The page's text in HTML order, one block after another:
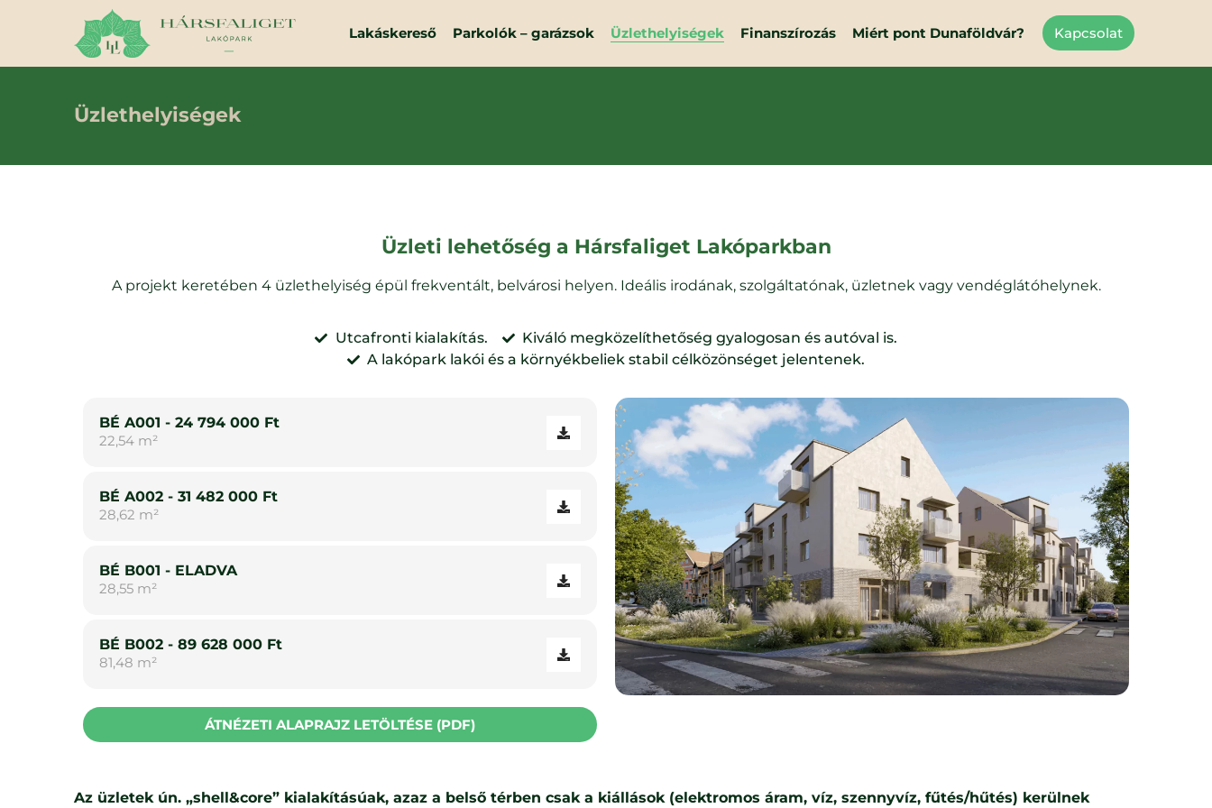
Lakáskereső Parkolók – garázsok Üzlethelyiségek Finanszírozás Miért pont Dunaföldvár? Kapcsolat
Üzlethelyiségek
Üzleti lehetőség a Hársfaliget Lakóparkban
A projekt keretében 4 üzlethelyiség épül frekventált, belvárosi helyen. Ideális irodának, szolgáltatónak, üzletnek vagy vendéglátóhelynek.
Utcafronti kialakítás.
Kiváló megközelíthetőség gyalogosan és autóval is.
A lakópark lakói és a környékbeliek stabil célközönséget jelentenek.
BÉ A001 - 24 794 000 Ft
22,54 m²
BÉ A002 - 31 482 000 Ft
28,62 m²
BÉ B001 - ELADVA
28,55 m²
BÉ B002 - 89 628 000 Ft
81,48 m²
ÁTNÉZETI ALAPRAJZ LETÖLTÉSE (PDF)
Az üzletek ún. „shell&core” kialakításúak, azaz a belső térben csak a kiállások (elektromos áram, víz, szennyvíz, fűtés/hűtés) kerülnek